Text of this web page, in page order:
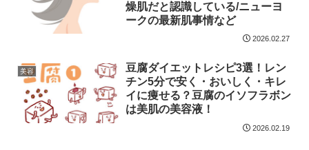
燥肌だと認識している/ニューヨ
ークの最新肌事情など
2026.02.27
美容
豆腐ダイエットレシピ3選！レン
チン5分で安く・おいしく・キレ
イに痩せる？豆腐のイソフラボン
は美肌の美容液！
2026.02.19